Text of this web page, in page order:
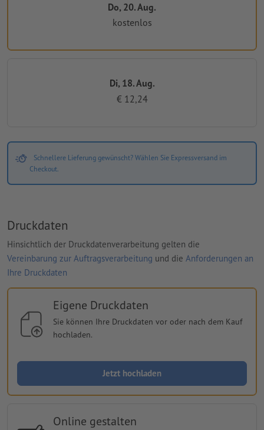
Do, 20. Aug.
kostenlos
Di, 18. Aug.
€ 12,24
Schnellere Lieferung gewünscht? Wählen Sie Expressversand im
Checkout.
Druckdaten
Hinsichtlich der Druckdatenverarbeitung gelten die
Vereinbarung zur Auftragsverarbeitung und die Anforderungen an
Ihre Druckdaten
Eigene Druckdaten
Sie können Ihre Druckdaten vor oder nach dem Kauf
hochladen.
Jetzt hochladen
Online gestalten